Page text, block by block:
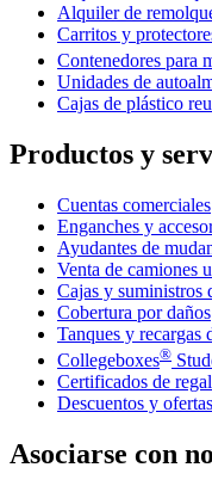
Alquiler de
Carritos y
Contenedores para
Unidades de
Cajas de plástico
Productos y
Cuentas comerciales
Enganches y
Ayudantes de
Venta de camiones
Cajas y suministros
Cobertura por daños
Tanques y recargas
Collegeboxes®
Certificados de
Descuentos y
Asociarse con